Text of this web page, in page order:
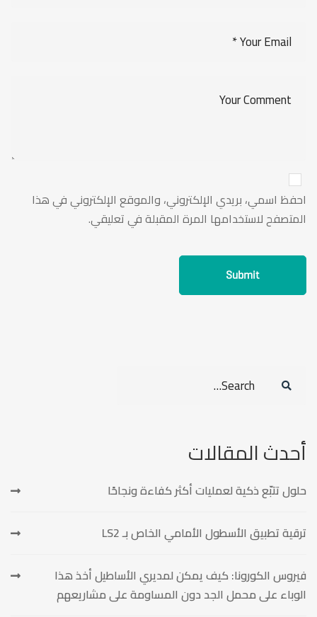
احفظ اسمي، بريدي الإلكتروني، والموقع الإلكتروني في هذا
المتصفح لاستخدامها المرة المقبلة في تعليقي.
أحدث المقالات
حلول تتبّع ذكية لعمليات أكثر كفاءة ونجاحًا
ترقية تطبيق الأسطول الأمامي الخاص بـ LS2
فيروس الكورونا: كيف يمكن لمديري الأساطيل أخذ هذا
الوباء على محمل الجد دون المساومة على مشاريعهم